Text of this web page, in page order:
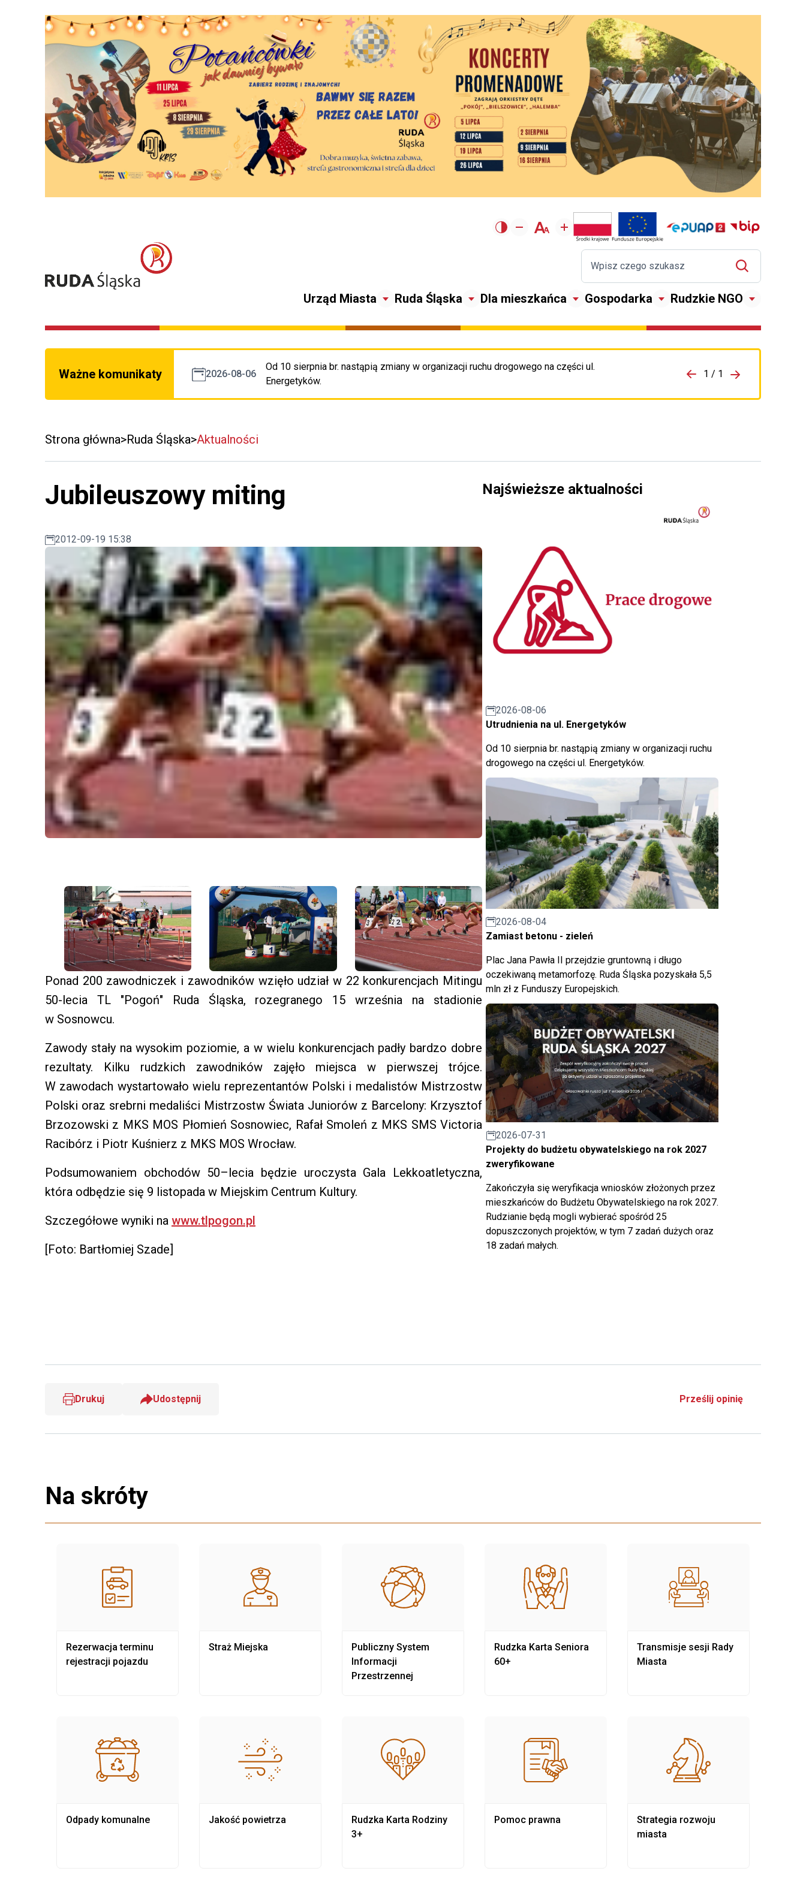
Urząd Miasta Ruda Śląska Dla mieszkańca Gospodarka Rudzkie NGO
Ważne komunikaty 2026-08-06
Od 10 sierpnia br. nastąpią zmiany w organizacji ruchu drogowego na części ul.
Energetyków.
Przejdź do porzpedniego komunikatu 1 / 1
Przejdź do
Strona główna Ruda Śląska Aktualności
Jubileuszowy miting
2012-09-19 15:38
Ponad 200 zawodniczek i zawodników wzięło udział w 22 konkurencjach Mitingu
50-lecia TL "Pogoń" Ruda Śląska, rozegranego 15 września na stadionie
w Sosnowcu.
Zawody stały na wysokim poziomie, a w wielu konkurencjach padły bardzo dobre
rezultaty. Kilku rudzkich zawodników zajęło miejsca w pierwszej trójce.
W zawodach wystartowało wielu reprezentantów Polski i medalistów Mistrzostw
Polski oraz srebrni medaliści Mistrzostw Świata Juniorów z Barcelony: Krzysztof
Brzozowski z MKS MOS Płomień Sosnowiec, Rafał Smoleń z MKS SMS Victoria
Racibórz i Piotr Kuśnierz z MKS MOS Wrocław.
Podsumowaniem obchodów 50–lecia będzie uroczysta Gala Lekkoatletyczna,
która odbędzie się 9 listopada w Miejskim Centrum Kultury.
Szczegółowe wyniki na www.tlpogon.pl
[Foto: Bartłomiej Szade]
Najświeższe aktualności
2026-08-06
Utrudnienia na ul. Energetyków
Od 10 sierpnia br. nastąpią zmiany w organizacji ruchu
drogowego na części ul. Energetyków.
2026-08-04
Zamiast betonu - zieleń
Plac Jana Pawła II przejdzie gruntowną i długo
oczekiwaną metamorfozę. Ruda Śląska pozyskała 5,5
mln zł z Funduszy Europejskich.
2026-07-31
Projekty do budżetu obywatelskiego na rok 2027
zweryfikowane
Zakończyła się weryfikacja wniosków złożonych przez
mieszkańców do Budżetu Obywatelskiego na rok 2027.
Rudzianie będą mogli wybierać spośród 25
dopuszczonych projektów, w tym 7 zadań dużych oraz
18 zadań małych.
Drukuj Udostępnij Prześlij opinię
Na skróty
Rezerwacja terminu
rejestracji pojazdu
Odpady komunalne
Straż Miejska
Jakość powietrza
Publiczny System
Informacji
Przestrzennej
Rudzka Karta Rodziny
3+
Rudzka Karta Seniora
60+
Pomoc prawna
Transmisje sesji Rady
Miasta
Strategia rozwoju
miasta